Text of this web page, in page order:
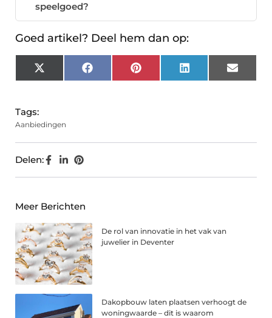
speelgoed?
Goed artikel? Deel hem dan op:
X
(Twitter)
FacebookPinterest LinkedIn Email
Tags:
Aanbiedingen
Delen:
Meer Berichten
De rol van innovatie in het vak van
juwelier in Deventer
Dakopbouw laten plaatsen verhoogt de
woningwaarde – dit is waarom